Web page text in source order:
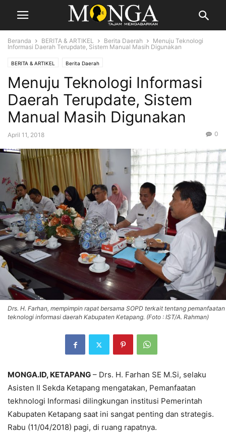
Beranda BERITA & ARTIKEL Berita Daerah
Menuju Teknologi
Informasi Daerah Terupdate, Sistem Manual Masih Digunakan
BERITA & ARTIKEL Berita Daerah
Menuju Teknologi Informasi
Daerah Terupdate, Sistem
Manual Masih Digunakan
April 11, 2018 0
Drs. H. Farhan, mempimpin rapat bersama SOPD terkait tentang pemanfaatan
teknologi informasi daerah Kabupaten Ketapang. (Foto : IST/A. Rahman)
MONGA.ID, KETAPANG – Drs. H. Farhan SE M.Si, selaku
Asisten II Sekda Ketapang mengatakan, Pemanfaatan
tekhnologi Informasi dilingkungan institusi Pemerintah
Kabupaten Ketapang saat ini sangat penting dan strategis.
Rabu (11/04/2018) pagi, di ruang rapatnya.